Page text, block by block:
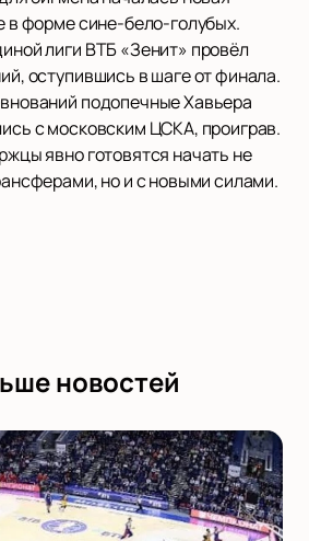
в форме сине-бело-голубых.
лиги ВТБ «Зенит» провёл
оступившись в шаге от финала.
подопечные Хавьера
с московским ЦСКА, проиграв.
явно готовятся начать не
но и с новыми силами.
новостей